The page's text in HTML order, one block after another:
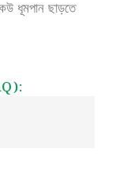
ধূমপান ছাড়তে